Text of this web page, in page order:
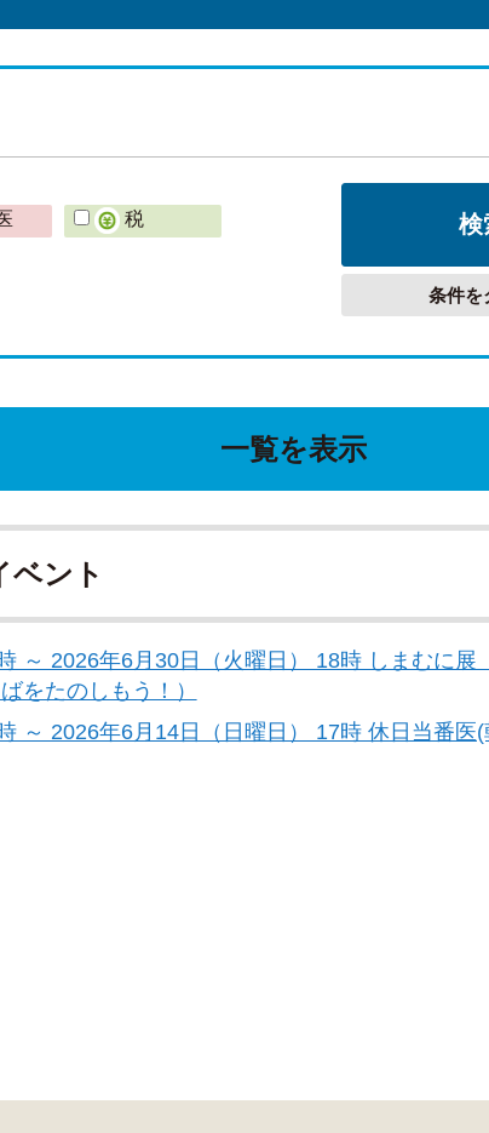
税
条件を
一覧を表示
ベント
～ 2026年6月30日（火曜日） 18時 しまむに展
をたのしもう！）
～ 2026年6月14日（日曜日） 17時 休日当番医